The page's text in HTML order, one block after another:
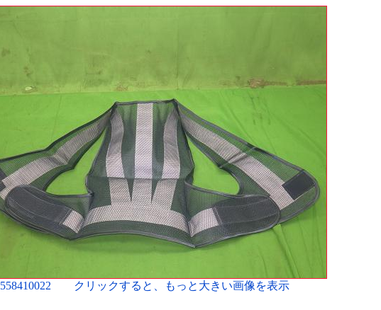
558410022 クリックすると、もっと大きい画像を表示